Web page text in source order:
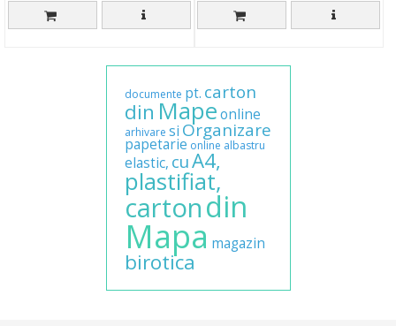
documente pt. carton
din Mapeonline
arhivare si Organizare
papetarie online albastru
elastic, cuA4,
plastifiat,
cartondin
Mapa magazin
birotica